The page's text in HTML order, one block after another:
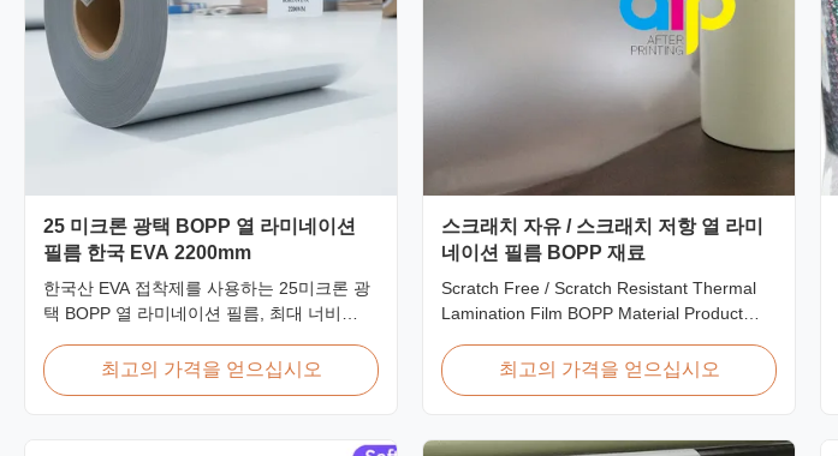
25 미크론 광택 BOPP 열 라미네이션
필름 한국 EVA 2200mm
한국산 EVA 접착제를 사용하는 25미크론 광
택 BOPP 열 라미네이션 필름, 최대 너비
투명성으로 문서 및 사진 보호에 이상적입니
다.
최고의 가격을 얻으십시오
스크래치 자유 / 스크래치 저항 열 라미
네이션 필름 BOPP 재료
Scratch Free / Scratch Resistant Thermal
Lamination Film BOPP Material Product
film (also known as scratch free lamination
film, scratch resistant lamination film) is
The film features scratch resistant coating
최고의 가격을 얻으십시오